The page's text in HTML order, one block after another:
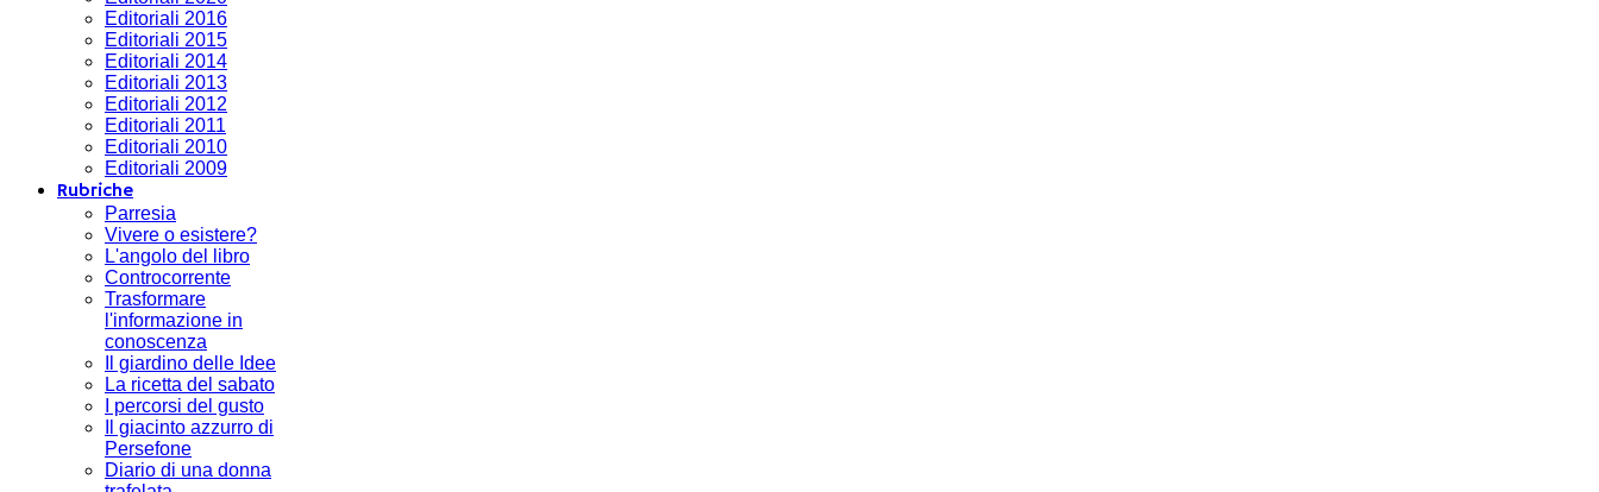
Editoriali 2016
Editoriali 2015
Editoriali 2014
Editoriali 2013
Editoriali 2012
Editoriali 2011
Editoriali 2010
Editoriali 2009
Rubriche
Parresia
Vivere o esistere?
L'angolo del libro
Controcorrente
Trasformare
l'informazione in
conoscenza
Il giardino delle Idee
La ricetta del sabato
I percorsi del gusto
Il giacinto azzurro di
Persefone
Diario di una donna